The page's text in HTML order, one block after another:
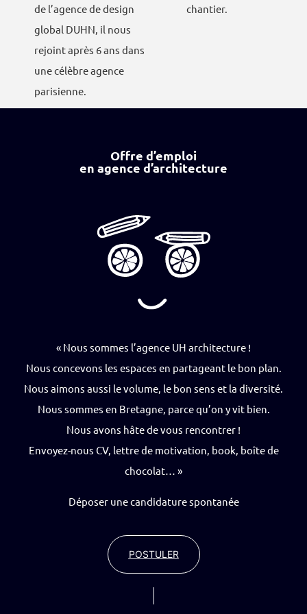
de l’agence de design
global DUHN, il nous
rejoint après 6 ans dans
une célèbre agence
parisienne.
chantier.
Offre d’emploi
en agence d’architecture
« Nous sommes l’agence UH architecture !
Nous concevons les espaces en partageant le bon plan.
Nous aimons aussi le volume, le bon sens et la diversité.
Nous sommes en Bretagne, parce qu’on y vit bien.
Nous avons hâte de vous rencontrer !
Envoyez-nous CV, lettre de motivation, book, boîte de
chocolat… »
Déposer une candidature spontanée
POSTULER